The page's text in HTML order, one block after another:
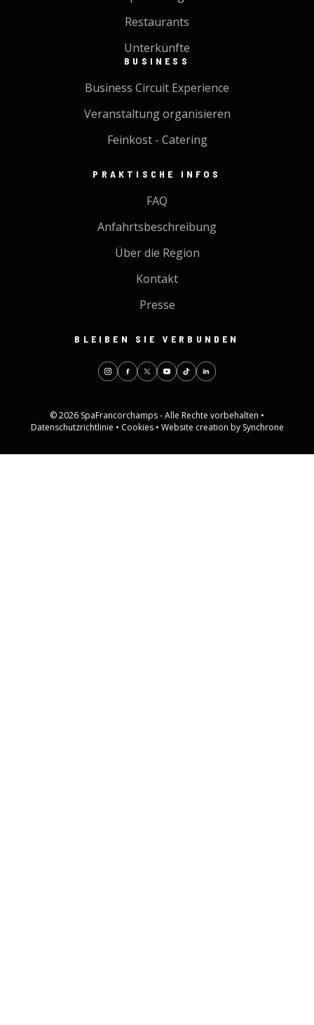
Restaurants
Unterkünfte
BUSINESS
Business Circuit Experience
Veranstaltung organisieren
Feinkost - Catering
PRAKTISCHE INFOS
FAQ
Anfahrtsbeschreibung
Über die Region
Kontakt
Presse
BLEIBEN SIE VERBUNDEN
© 2026 SpaFrancorchamps - Alle Rechte vorbehalten •
Datenschutzrichtlinie • Cookies • Website creation by Synchrone